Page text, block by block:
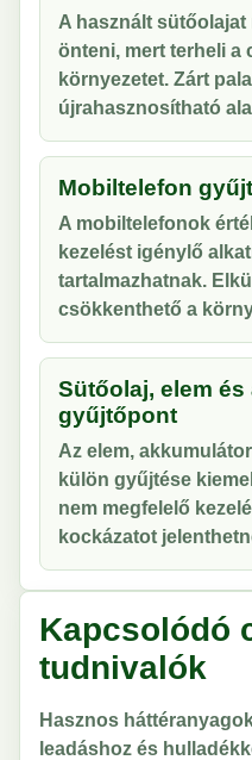
A használt
önteni, mert terheli a
környezetet. Zárt
újrahasznosítható
Mobiltelefon
A mobiltelefonok
kezelést igénylő
tartalmazhatnak.
csökkenthető a
Sütőolaj, elem
gyűjtőpont
Az elem,
külön gyűjtése
nem megfelelő
kockázatot
Kapcsolódó
tudnivalók
Hasznos
leadáshoz és